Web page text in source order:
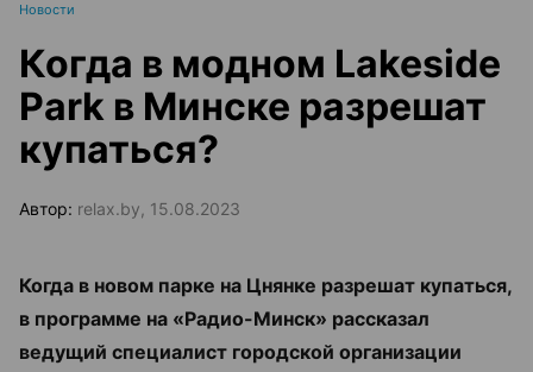
Новости
Когда в модном Lakeside
Park в Минске разрешат
купаться?
Автор: relax.by, 15.08.2023
Когда в новом парке на Цнянке разрешат купаться,
в программе на «Радио-Минск» рассказал
ведущий специалист городской организации